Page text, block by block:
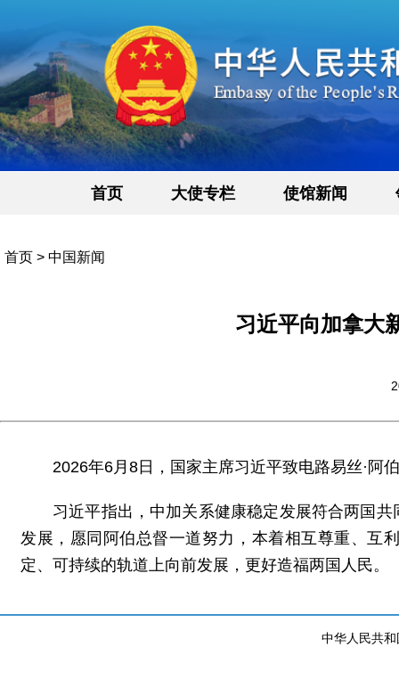
首页 大使专栏 使馆新闻
首页 > 中国新闻
习近平向加拿大
2026年6月8日，国家主席习近平致电路易丝·阿
习近平指出，中加关系健康稳定发展符合两国
发展，愿同阿伯总督一道努力，本着相互尊重、互
定、可持续的轨道上向前发展，更好造福两国人民。
中华人民共